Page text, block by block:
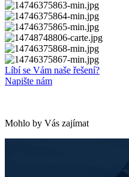
Líbí se Vám naše řešení?
Napište nám
Mohlo by Vás zajímat